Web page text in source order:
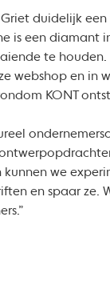
duidelijk
is een diamant
te
webshop en in
KONT
we
en spaar ze.